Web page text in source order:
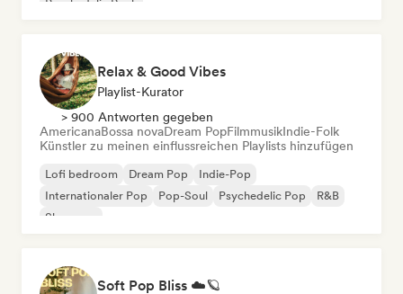
Psychedelic Rock
Relax & Good Vibes
Playlist-Kurator
> 900 Antworten gegeben
AmericanaBossa novaDream PopFilmmusikIndie-Folk
Künstler zu meinen einflussreichen Playlists hinzufügen
Lofi bedroom Dream Pop
Indie-Pop
Internationaler Pop
Pop-Soul Psychedelic Pop
R&B
Shoegaze
Soft Pop Bliss ☁️🪐